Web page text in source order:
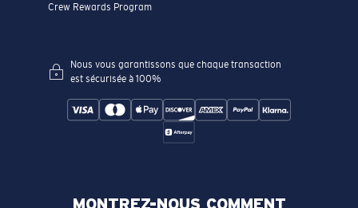
Crew Rewards Program
Nous vous garantissons que chaque transaction
est sécurisée à 100%
MONTREZ-NOUS COMMENT